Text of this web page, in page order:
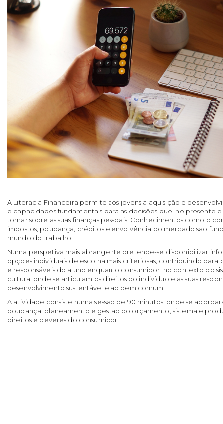
A Literacia Financeira permite aos jovens a aquisição e
e capacidades fundamentais para as decisões que, no presente
tomar sobre as suas finanças pessoais. Conhecimentos como o
impostos, poupança, créditos e envolvência do mercado são
mundo do trabalho.
Numa perspetiva mais abrangente pretende-se disponibilizar
opções individuais de escolha mais criteriosas, contribuindo para
e responsáveis do aluno enquanto consumidor, no contexto do
cultural onde se articulam os direitos do indivíduo e as suas
desenvolvimento sustentável e ao bem comum.
A atividade consiste numa sessão de 90 minutos, onde se
poupança, planeamento e gestão do orçamento, sistema e
direitos e deveres do consumidor.